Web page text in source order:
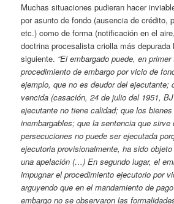
Muchas situaciones pudieran hacer
por asunto de fondo (ausencia de crédito,
etc.) como de forma (notificación en el
doctrina procesalista criolla más depurada
siguiente. “El embargado puede, en
procedimiento de embargo por vicio de
ejemplo, que no es deudor del ejecutante;
vencida (casación, 24 de julio del 1951,
ejecutante no tiene calidad; que los
inembargables; que la sentencia que sirve
persecuciones no puede ser ejecutada
ejecutoria provisionalmente, ha sido
una apelación (…) En segundo lugar, el
impugnar el procedimiento ejecutorio por
arguyendo que en el mandamiento de
embargo no se observaron las